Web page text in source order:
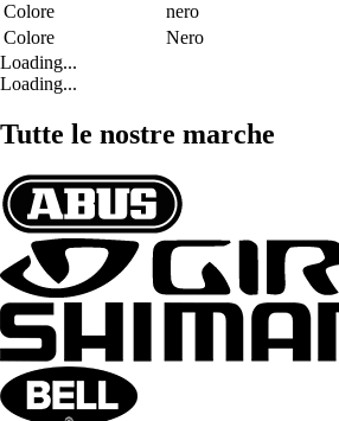
Colore
nero
Colore
Nero
Loading...
Loading...
Tutte le nostre marche